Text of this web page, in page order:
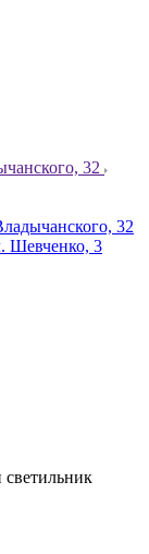
32
32
Шевченко, 3